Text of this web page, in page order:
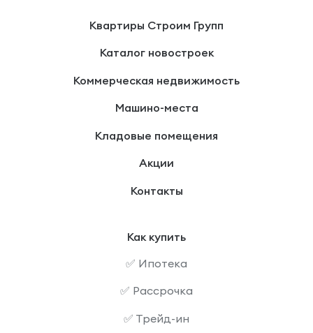
Квартиры Строим Групп
Каталог новостроек
Коммерческая недвижимость
Машино-места
Кладовые помещения
Акции
Контакты
Как купить
✅ Ипотека
✅ Рассрочка
✅ Трейд-ин